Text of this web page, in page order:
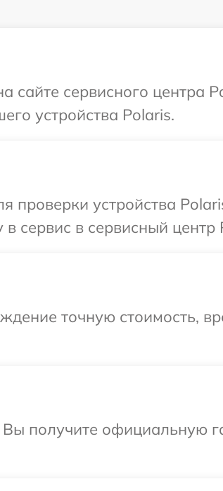
сайте сервисного центра
устройства Polaris.
устройства
сервис в сервисный центр
точную стоимость,
Вы получите официальную